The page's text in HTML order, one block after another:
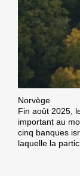
Norvège
Fin août 2025,
important au
cinq banques
laquelle la